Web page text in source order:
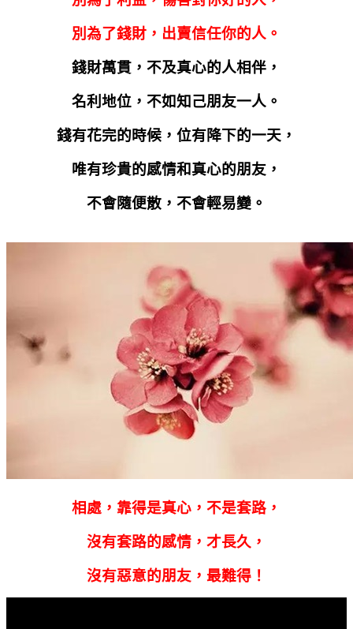
別為了錢財，出賣信任你的人。
錢財萬貫，不及真心的人相伴，
名利地位，不如知己朋友一人。
錢有花完的時候，位有降下的一天，
唯有珍貴的感情和真心的朋友，
不會隨便散，不會輕易變。
相處，靠得是真心，不是套路，
沒有套路的感情，才長久，
沒有惡意的朋友，最難得！